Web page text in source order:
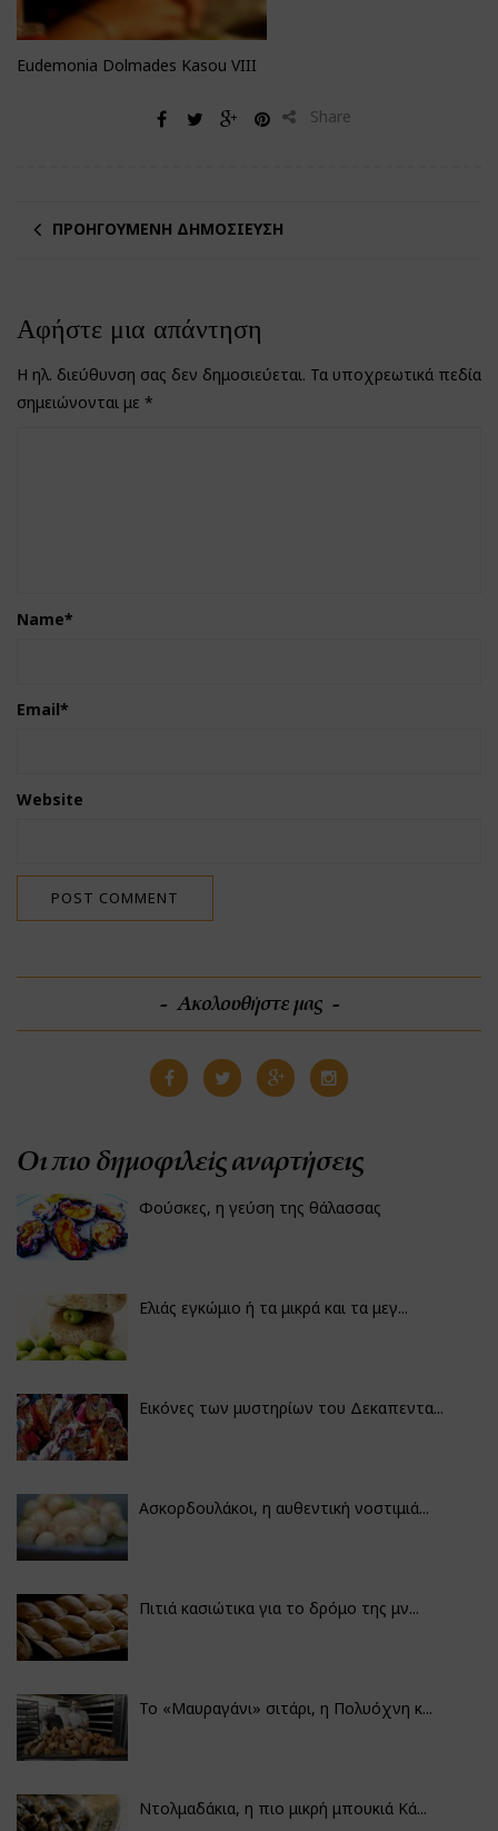
Eudemonia Dolmades Kasou VIII
Share
ΠΡΟΗΓΟΎΜΕΝΗ ΔΗΜΟΣΊΕΥΣΗ
Αφήστε μια απάντηση
Η ηλ. διεύθυνση σας δεν δημοσιεύεται. Τα υποχρεωτικά πεδία
σημειώνονται με *
Name*
Email*
Website
Ακολουθήστε μας
Οι πιο δημοφιλείς αναρτήσεις
Φούσκες, η γεύση της θάλασσας
Ελιάς εγκώμιο ή τα μικρά και τα μεγ...
Εικόνες των μυστηρίων του Δεκαπεντα...
Ασκορδουλάκοι, η αυθεντική νοστιμιά...
Πιτιά κασιώτικα για το δρόμο της μν...
Το «Μαυραγάνι» σιτάρι, η Πολυόχνη κ...
Ντολμαδάκια, η πιο μικρή μπουκιά Κά...